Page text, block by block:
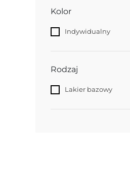
Kolor
Indywidualny
Rodzaj
Lakier bazowy